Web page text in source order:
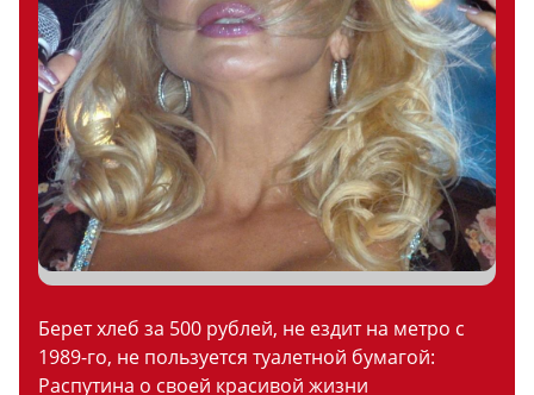
Берет хлеб за 500 рублей, не ездит на метро с
1989-го, не пользуется туалетной бумагой:
Распутина о своей красивой жизни